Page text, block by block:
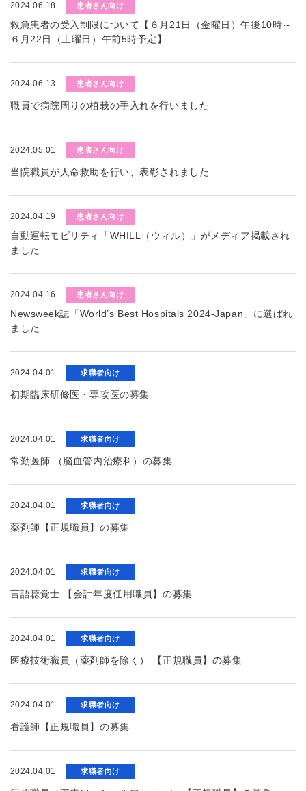
2024.06.18 患者さん向け
救急患者の受入制限について【６月21日（金曜日）午後10時～
６月22日（土曜日）午前5時予定】
2024.06.13 患者さん向け
職員で病院周りの植栽の手入れを行いました
2024.05.01 患者さん向け
当院職員が人命救助を行い、表彰されました
2024.04.19 患者さん向け
自動運転モビリティ「WHILL（ウィル）」がメディア掲載され
ました
2024.04.16 患者さん向け
Newsweek誌「World’s Best Hospitals 2024-Japan」に選ばれ
ました
2024.04.01 求職者向け
初期臨床研修医・専攻医の募集
2024.04.01 求職者向け
常勤医師 （脳血管内治療科）の募集
2024.04.01 求職者向け
薬剤師【正規職員】の募集
2024.04.01 求職者向け
言語聴覚士 【会計年度任用職員】の募集
2024.04.01 求職者向け
医療技術職員（薬剤師を除く） 【正規職員】の募集
2024.04.01 求職者向け
看護師【正規職員】の募集
2024.04.01 求職者向け